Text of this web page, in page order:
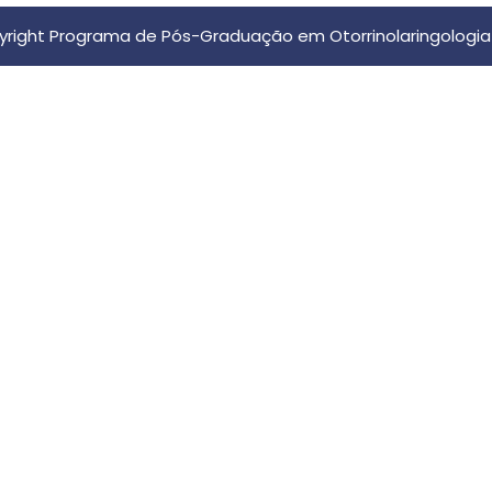
Programa de Pós-Graduação em Otorrinolaringologia